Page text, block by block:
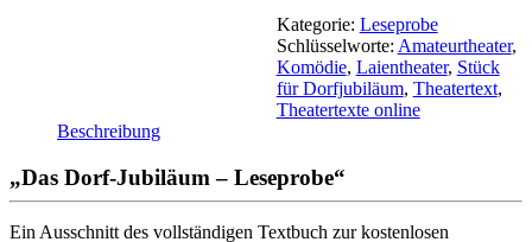
Kategorie: Leseprobe
Schlüsselworte: Amateurtheater,
Komödie, Laientheater, Stück
für Dorfjubiläum, Theatertext,
Theatertexte online
Beschreibung
„Das Dorf-Jubiläum – Leseprobe“
Ein Ausschnitt des vollständigen Textbuch zur kostenlosen